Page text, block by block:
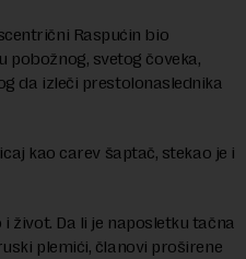
Raspućin bio
pobožnog, svetog čoveka,
da izleči prestolonaslednika
kao carev šaptač, stekao je i
život. Da li je naposletku tačna
plemići, članovi proširene